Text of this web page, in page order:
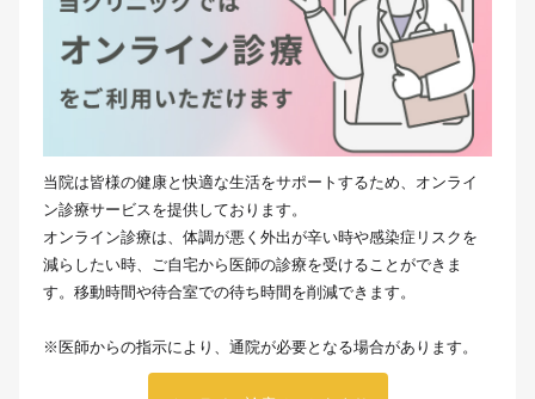
当院は皆様の健康と快適な生活をサポートするため、オンライ
ン診療サービスを提供しております。
オンライン診療は、体調が悪く外出が辛い時や感染症リスクを
減らしたい時、ご自宅から医師の診療を受けることができま
す。移動時間や待合室での待ち時間を削減できます。
※医師からの指示により、通院が必要となる場合があります。